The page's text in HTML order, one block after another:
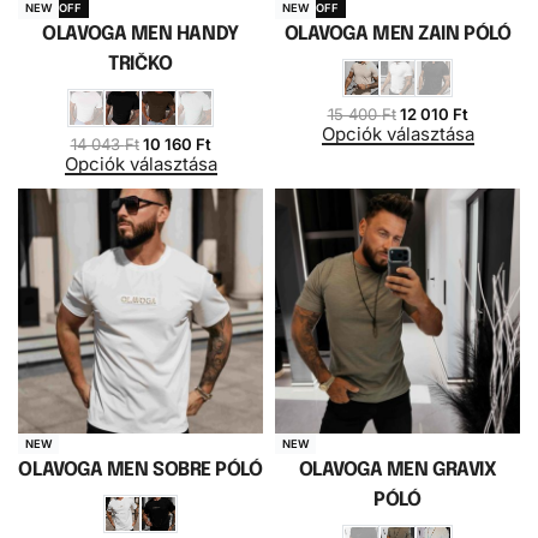
-28% OFF
NEW
OLAVOGA MEN HANDY
TRIČKO
14 043Ft 10 160 Ft
Opciók választása
-22% OFF
NEW
OLAVOGA MEN ZAIN PÓLÓ
15 400Ft 12 010 Ft
Opciók választása
NEW
OLAVOGA MEN SOBRE PÓLÓ
NEW
OLAVOGA MEN GRAVIX
PÓLÓ